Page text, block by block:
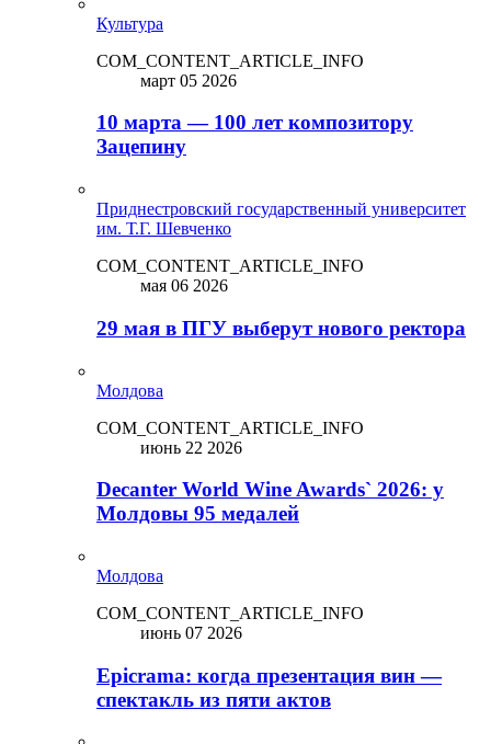
Культура
COM_CONTENT_ARTICLE_INFO
март 05 2026
10 марта — 100 лет композитору
Зацепину
Приднестровский государственный университет
им. Т.Г. Шевченко
COM_CONTENT_ARTICLE_INFO
мая 06 2026
29 мая в ПГУ выберут нового ректора
Молдова
COM_CONTENT_ARTICLE_INFO
июнь 22 2026
Decanter World Wine Awards` 2026: у
Молдовы 95 медалей
Молдова
COM_CONTENT_ARTICLE_INFO
июнь 07 2026
Epicrama: когда презентация вин —
спектакль из пяти актов